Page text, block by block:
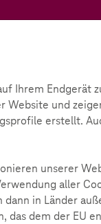
Ihrem Endgerät
Website und
erstellt.
unserer
aller
in Länder
das dem der EU